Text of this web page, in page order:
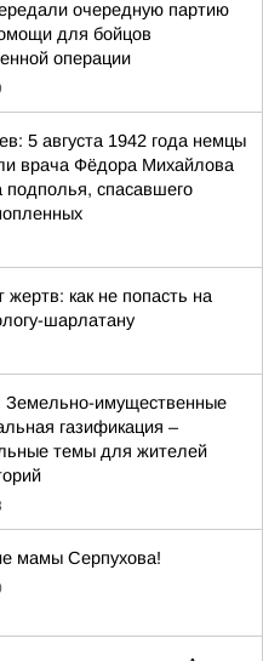
очередную партию
для бойцов
операции
5 августа 1942 года немцы
врача Фёдора Михайлова
подполья, спасавшего
жертв: как не попасть на
шарлатану
Земельно-имущественные
газификация –
темы для жителей
мамы Серпухова!